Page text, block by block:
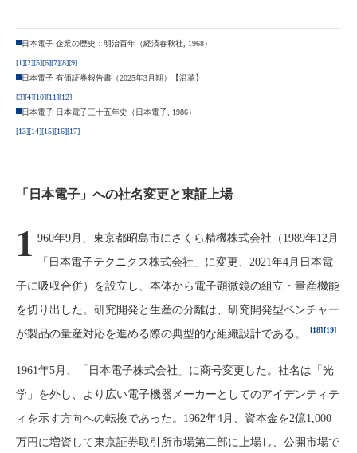
日本電子 企業の歴史：明治百年（経済春秋社, 1968）
[1][2][5][6][7][8][9]
日本電子 有価証券報告書（2025年3月期）【沿革】
[3][4][10][11][12]
日本電子 日本電子三十五年史（日本電子, 1986）
[13][14][15][16][17]
「日本電子」への社名変更と東証上場
1 960年9月、東京都昭島市にさくら精機株式会社（1989年12月
「日本電子テクニクス株式会社」に変更、2021年4月日本電
子に吸収合併）を設立し、本体から電子顕微鏡の組立・量産機能
を切り出した。研究開発と生産の分離は、研究開発型ベンチャー
が製品の量産対応を進める際の典型的な組織設計である。
[18] [19]
1961年5月、「日本電子株式会社」に商号変更した。社名は「光
学」を外し、より広い電子機器メーカーとしてのアイデンティテ
ィを示す方向への転換であった。1962年4月、資本金を2億1,000
万円に増資して東京証券取引所市場第二部に上場し、公開市場で